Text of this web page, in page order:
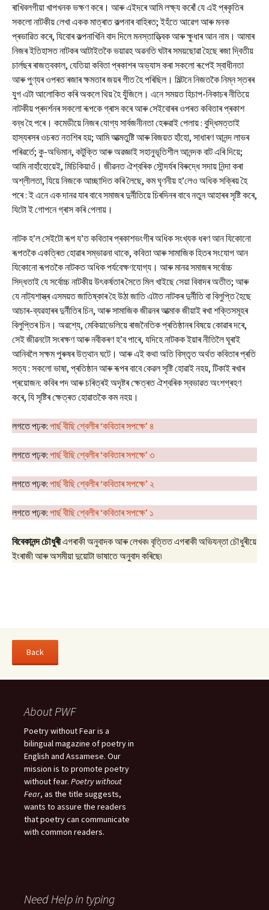
ৰাখিবলগীয়া খাপখনক ভক্ষণ কৰে। আৰু এইদৰে আমি লক্ষ্য কৰোঁ যে এই প্ৰকৃতিৰ
সকলো নাটকীয় লেখা একক মাত্ৰাত কল্পনাৰ বাহিৰত; ইহঁতে আৱেগ আৰু মনক
প্ৰভাৱিত কৰে, যিবোৰ কল্পনাখিনি বাদ দিলে মনস্তাত্ত্বিক আৰু ক্ষুধাৰ আন নাম। আমাৰ
নিজৰ ইতিহাসত নাটকৰ আটাইতকৈ ভয়াৱহ অৱনতি ঘটাৰ সময়ছোৱা হৈছে ৰজা দ্বিতীয়
চাৰ্লছৰ ৰাজত্বকাল, যেতিয়া কবিতা প্ৰকাশৰ অভ্যাস কৰা সকলো ৰূপেই স্বাধীনতা
আৰু পুণ্যৰ ওপৰত ৰজাৰ ক্ষমতাৰ জয়ৰ গীত হৈ পৰিছিল। মিল্টনে নিজতকৈ নিম্ন স্তৰৰ
যুগ এটা আলোকিত কৰি অকলে থিয় হৈ যুঁজিলে। এনে সময়ত হিচাপ-নিকাচৰ নীতিয়ে
নাটকীয় প্ৰদৰ্শনৰ সকলো ৰূপকে গ্ৰাস কৰে আৰু সেইবোৰৰ ওপৰত কবিতাৰ প্ৰকাশ
বন্ধ হৈ পৰে। কমেডীয়ে নিজৰ যোগ্য সাৰ্বজনীনতা হেৰুৱাই পেলায় : বুদ্ধিমত্তাই
হাস্যৰসৰ ওচৰত নতশিৰ হয়; আমি আত্মতুষ্টি আৰু বিজয়ত হাঁহো, সাধাৰণ আনন্দ লাভৰ
পৰিৱৰ্তে; কু-অভিমান, কটুক্তি আৰু অৱজ্ঞাই সহানুভূতিশীল আনন্দক বাট এৰি দিয়ে;
আমি নাহাঁহোয়েই, মিচিকিয়াওঁ। জীৱনত ঐশ্বৰিক সৌন্দৰ্যৰ বিৰুদ্ধে সদায় নিন্দা কৰা
অশ্লীলতা, যিয়ে নিজকে আচ্ছাদিত কৰি লৈছে, কম ঘৃণনীয় হ’লেও অধিক সক্ৰিয় হৈ
পৰে : ই এনে এক দানৱ যাৰ বাবে সমাজৰ দুৰ্নীতিয়ে চিৰদিনৰ বাবে নতুন আহাৰৰ সৃষ্টি কৰে,
যিটো ই গোপনে গ্ৰাস কৰি পেলায়।
নাটক হ’ল সেইটো ৰূপ য’ত কবিতাৰ প্ৰকাশভংগীৰ অধিক সংখ্যক ধৰণ আন যিকোনো
ৰূপতকৈ একত্ৰিত হোৱাৰ সম্ভাৱনা থাকে, কবিতা আৰু সামাজিক হিতৰ সংযোগ আন
যিকোনো ৰূপতকৈ নাটকত অধিক পৰ্যবেক্ষণযোগ্য। আৰু মানৱ সমাজৰ সৰ্বোচ্চ
সিদ্ধতাই যে সৰ্বোচ্চ নাটকীয় উৎকৰ্ষতাৰ সৈতে মিল খাইছে সেয়া বিবাদৰ অতীত; আৰু
যে নাট্যশাস্ত্ৰ এসময়ত জাতিষ্কাৰ হৈ উঠা জাতি এটাত নাটকৰ দুৰ্নীতি বা বিলুপ্তি হৈছে
আচাৰ-ব্যৱহাৰৰ দুৰ্নীতিৰ চিন, আৰু সামাজিক জীৱনৰ আত্মাক জীয়াই ৰখা শক্তিসমূহৰ
বিলুপ্তিৰ চিন। অৱশ্যে, মেকিয়াভেলিয়ে ৰাজনৈতিক প্ৰতিষ্ঠানৰ বিষয়ে কোৱাৰ দৰে,
সেই জীৱনটো সংৰক্ষণ আৰু নবীকৰণ হ’ব পাৰে, যদিহে নাটকক ইয়াৰ নীতিলৈ ঘূৰাই
আনিবলৈ সক্ষম পুৰুষৰ উত্থান ঘটে। আৰু এই কথা অতি বিস্তৃত অৰ্থত কবিতাৰ প্ৰতি
সত্য : সকলো ভাষা, প্ৰতিষ্ঠান আৰু ৰূপৰ বাবে কেৱল সৃষ্টি হোৱাই নহয়, টিকাই ৰখাৰ
প্ৰয়োজন: কবিৰ পদ আৰু চৰিত্ৰই অদৃষ্টৰ ক্ষেত্ৰত ঐশ্বৰিক স্বভাৱত অংশগ্ৰহণ
কৰে, যি সৃষ্টিৰ ক্ষেত্ৰত হোৱাতকৈ কম নহয়।
লগতে পঢ়ক: পাৰ্ছ বীছি শ্বেলীৰ ‘কবিতাৰ সপক্ষে’ ৪
লগতে পঢ়ক: পাৰ্ছ বীছি শ্বেলীৰ ‘কবিতাৰ সপক্ষে’ ৩
লগতে পঢ়ক: পাৰ্ছ বীছি শ্বেলীৰ ‘কবিতাৰ সপক্ষে’ ২
লগতে পঢ়ক: পাৰ্ছ বীছি শ্বেলীৰ ‘কবিতাৰ সপক্ষে’ ১
বিবেকানন্দ চৌধুৰীএগৰাকী অনুবাদক আৰু লেখক৷ বৃত্তিত এগৰাকী অভিযন্তা চৌধুৰীয়ে
ইংৰাজী আৰু অসমীয়া দুয়োটা ভাষাতে অনুবাদ কৰিছে৷
About PWF
Poetry without Fear is a
bilingual magazine of poetry in
English and Assamese. Our
mission is to promote poetry
without fear. Poetry without
Fear, as the title suggests,
wants to assure the readers
that poetry can communicate
with common readers.
Need Help in typing